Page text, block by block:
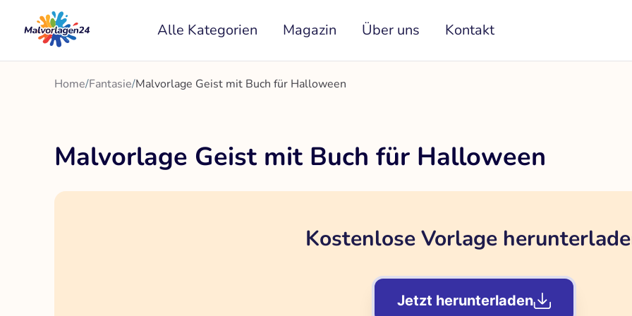
Inhalt
springen
Alle Kategorien Magazin Über uns Kontakt
Home/Fantasie/Malvorlage Geist mit Buch für Halloween
Malvorlage Geist mit Buch für Halloween
Kostenlose Vorlage
Jetzt herunterladen